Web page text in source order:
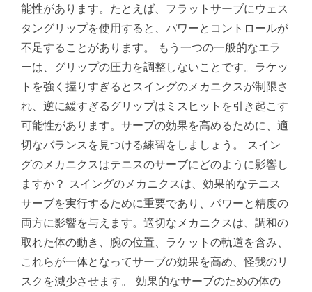
能性があります。たとえば、フラットサーブにウェス
タングリップを使用すると、パワーとコントロールが
不足することがあります。 もう一つの一般的なエラ
ーは、グリップの圧力を調整しないことです。ラケッ
トを強く握りすぎるとスイングのメカニクスが制限さ
れ、逆に緩すぎるグリップはミスヒットを引き起こす
可能性があります。サーブの効果を高めるために、適
切なバランスを見つける練習をしましょう。 スイン
グのメカニクスはテニスのサーブにどのように影響し
ますか？ スイングのメカニクスは、効果的なテニス
サーブを実行するために重要であり、パワーと精度の
両方に影響を与えます。適切なメカニクスは、調和の
取れた体の動き、腕の位置、ラケットの軌道を含み、
これらが一体となってサーブの効果を高め、怪我のリ
スクを減少させます。 効果的なサーブのための体の